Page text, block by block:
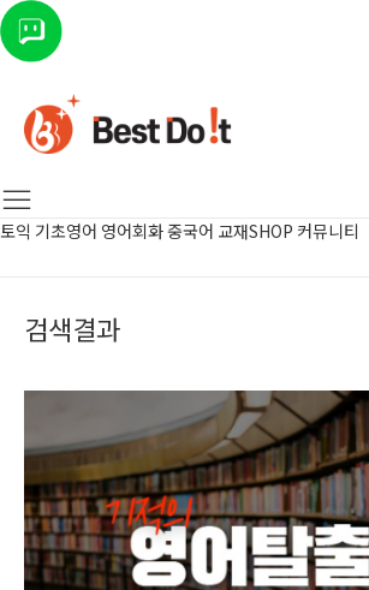
토익 기초영어 영어회화중국어 교재SHOP 커뮤니티
검색결과